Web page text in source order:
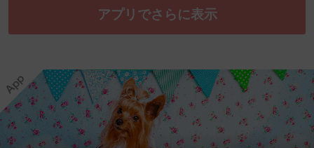
アプリでさらに表示